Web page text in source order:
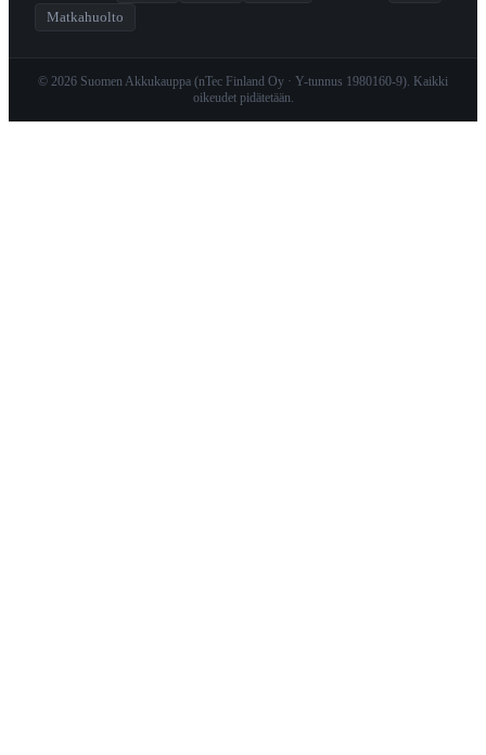
Matkahuolto
© 2026 Suomen Akkukauppa (nTec Finland Oy · Y-tunnus 1980160-9). Kaikki
oikeudet pidätetään.